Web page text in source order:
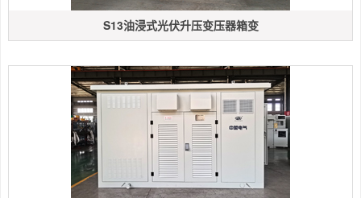
S13油浸式光伏升压变压器箱变